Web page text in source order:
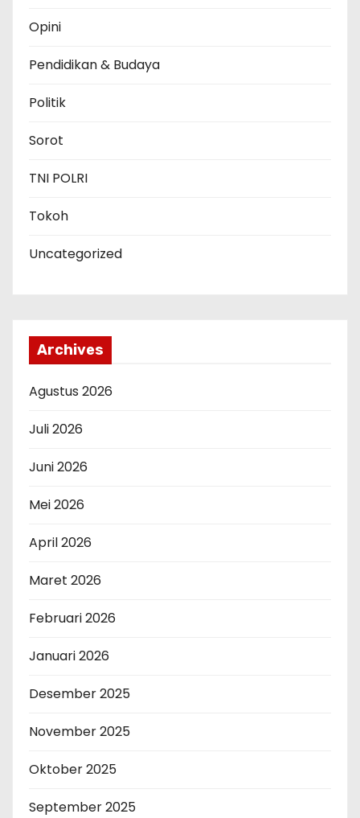
Opini
Pendidikan & Budaya
Politik
Sorot
TNI POLRI
Tokoh
Uncategorized
Archives
Agustus 2026
Juli 2026
Juni 2026
Mei 2026
April 2026
Maret 2026
Februari 2026
Januari 2026
Desember 2025
November 2025
Oktober 2025
September 2025